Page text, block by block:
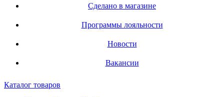
Сделано в магазине
Программы лояльности
Новости
Вакансии
Каталог товаров